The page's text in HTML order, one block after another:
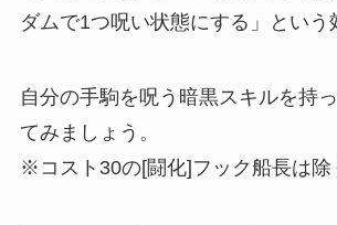
ダムで1つ呪い状態にする」という
自分の手駒を呪う暗黒スキルを持
てみましょう。
※コスト30の[闘化]フック船長は除